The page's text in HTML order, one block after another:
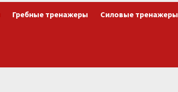
Гребные тренажеры Силовые тренажеры